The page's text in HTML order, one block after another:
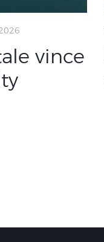
vince